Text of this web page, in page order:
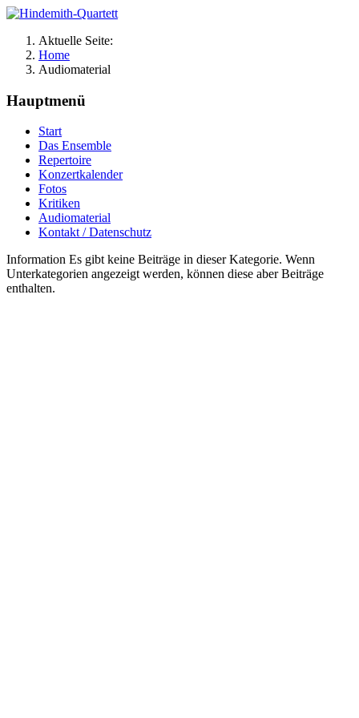
Aktuelle Seite:
Home
Audiomaterial
Hauptmenü
Start
Das Ensemble
Repertoire
Konzertkalender
Fotos
Kritiken
Audiomaterial
Kontakt / Datenschutz
Information Es gibt keine Beiträge in dieser Kategorie. Wenn
Unterkategorien angezeigt werden, können diese aber Beiträge
enthalten.